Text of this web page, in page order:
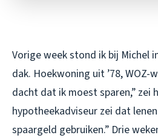
Vorige week stond ik bij Michel
dak. Hoekwoning uit ’78, WOZ-
dacht dat ik moest sparen,” zei
hypotheekadviseur zei dat
spaargeld gebruiken.” Drie